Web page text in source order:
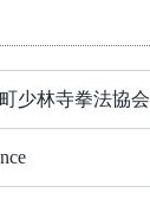
少林寺拳法協会